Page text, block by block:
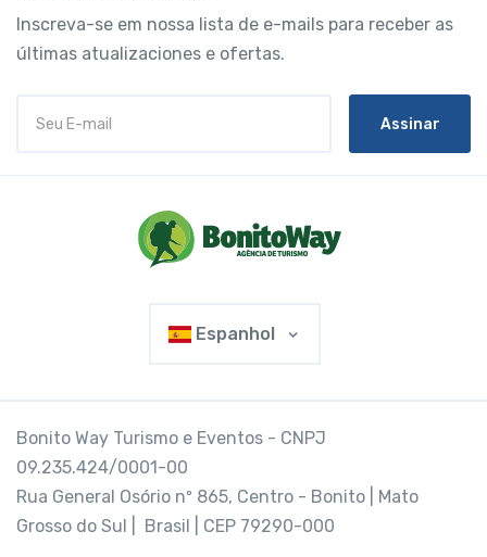
Inscreva-se em nossa lista de e-mails para receber as
últimas atualizaciones e ofertas.
Assinar
Espanhol
Bonito Way Turismo e Eventos - CNPJ
09.235.424/0001-00
Rua General Osório nº 865, Centro - Bonito | Mato
Grosso do Sul | Brasil | CEP 79290-000